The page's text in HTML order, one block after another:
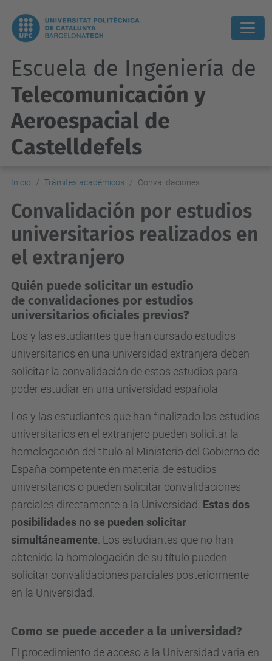
Escuela de Ingeniería de
Telecomunicación y
Aeroespacial de
Castelldefels
Inicio Trámites académicos Convalidaciones
Convalidación por estudios
universitarios realizados en
el extranjero
Quién puede solicitar un estudio
de convalidaciones por estudios
universitarios oficiales previos?
Los y las estudiantes que han cursado estudios
universitarios en una universidad extranjera deben
solicitar la convalidación de estos estudios para
poder estudiar en una universidad española
Los y las estudiantes que han finalizado los estudios
universitarios en el extranjero pueden solicitar la
homologación del título al Ministerio del Gobierno de
España competente en materia de estudios
universitarios o pueden solicitar convalidaciones
parciales directamente a la Universidad. Estas dos
posibilidades no se pueden solicitar
simultáneamente . Los estudiantes que no han
obtenido la homologación de su título pueden
solicitar convalidaciones parciales posteriormente
en la Universidad.
Como se puede acceder a la universidad?
El procedimiento de acceso a la Universidad varia en